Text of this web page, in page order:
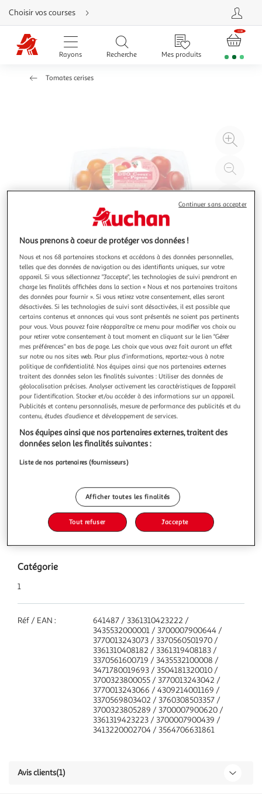
Aller
directement
au
contenu
Aller
directement
Aller
Choisir vos courses
Rayons Recherche Mes produits
Tomates cerises
à
100
le
C'est de saison !
5.0 (1)
Tomates cerises DUO
Ces Tomates cerises DUO sont parfaites pour varier les
plaisirs sans effort. Leur mélange de variétés offre une
palette de couleurs vives et de saveurs complémentaires,
allant du doux au légèrement acidulé. Elles sont idéales
pour l'apéritif, apportant immédiatement une touche
gourmande et festive à
En savoir +
250g
Vous voulez connaître le prix de ce produit ?
Afficher le prix
Caractéristiques
Catégorie
1
Réf / EAN :
641487 / 3361310423222 /
3435532000001 / 3700007900644 /
3770013243073 / 3370560501970 /
3361310408182 / 3361319408183 /
3370561600719 / 3435532100008 /
3471780019693 / 3504181320010 /
3700323800055 / 3770013243042 /
3770013243066 / 4309214001169 /
3370569803402 / 3760308503357 /
3700323805289 / 3700007900620 /
3361319423223 / 3700007900439 /
3413220002704 / 3564706631861
Avis clients(1)
Nous prenons à coeur de protéger vos données !
Nous et nos 68 partenaires stockons et accédons à des données personnelles,
telles que des données de navigation ou des identifiants uniques, sur votre
appareil. Si vous sélectionnez "J'accepte", les technologies de suivi prendront en
charge les finalités affichées dans la section « Nous et nos partenaires traitons
des données pour fournir ». Si vous retirez votre consentement, elles seront
désactivées. Si les technologies de suivi sont désactivées, il est possible que
certains contenus et annonces qui vous sont présentés ne soient pas pertinents
pour vous. Vous pouvez faire réapparaître ce menu pour modifier vos choix ou
pour retirer votre consentement à tout moment en cliquant sur le lien "Gérer
mes préférences" en bas de page. Les choix que vous avez fait auront un effet
sur notre ou nos sites web. Pour plus d’informations, reportez-vous à notre
politique de confidentialité. Nos équipes ainsi que nos partenaires externes
traitent des données selon les finalités suivantes : Utiliser des données de
géolocalisation précises. Analyser activement les caractéristiques de l’appareil
pour l’identification. Stocker et/ou accéder à des informations sur un appareil.
Publicités et contenu personnalisés, mesure de performance des publicités et du
contenu, études d’audience et développement de services.
Nos équipes ainsi que nos partenaires externes, traitent des
données selon les finalités suivantes :
Liste de nos partenaires (fournisseurs)
Afficher toutes les finalités
Tout refuser J'accepte
Continuer sans accepter